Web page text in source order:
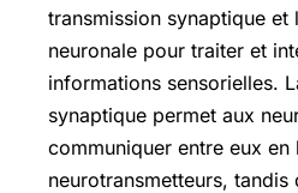
transmission synaptique et
neuronale pour traiter et
informations sensorielles.
synaptique permet aux
communiquer entre eux en
neurotransmetteurs, tandis